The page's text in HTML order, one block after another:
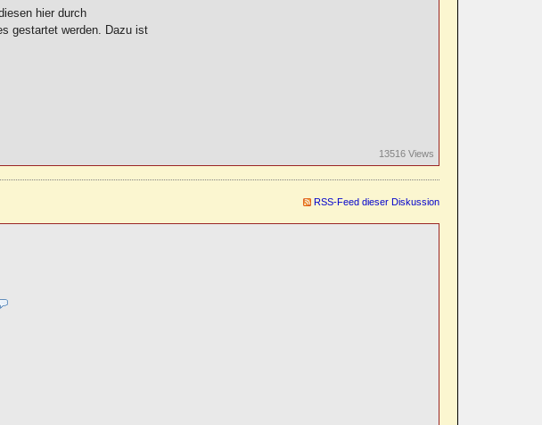
hier durch
gestartet werden. Dazu ist
13516 Views
RSS-Feed dieser Diskussion